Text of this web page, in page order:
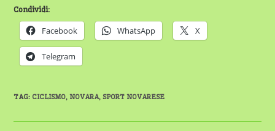
Condividi:
Facebook WhatsApp X
Telegram
TAG: CICLISMO, NOVARA, SPORT NOVARESE